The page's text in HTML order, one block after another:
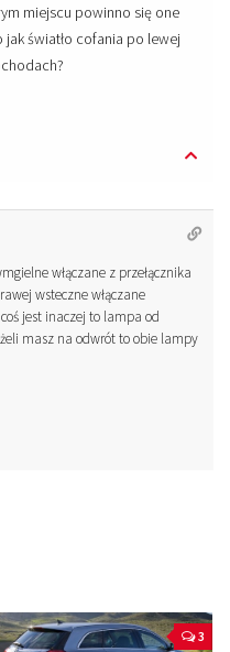
miejscu powinno się one
światło cofania po lewej
włączane z przełącznika
wsteczne włączane
jest inaczej to lampa od
masz na odwrót to obie lampy
3